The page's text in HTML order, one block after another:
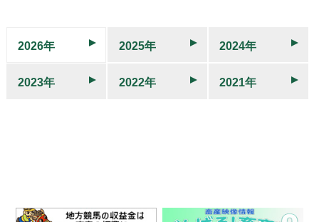
2026年 2025年 2024年
2023年 2022年 2021年